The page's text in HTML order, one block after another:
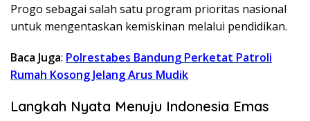
Progo sebagai salah satu program prioritas nasional
untuk mengentaskan kemiskinan melalui pendidikan.
Baca Juga: Polrestabes Bandung Perketat Patroli
Rumah Kosong Jelang Arus Mudik
Langkah Nyata Menuju Indonesia Emas